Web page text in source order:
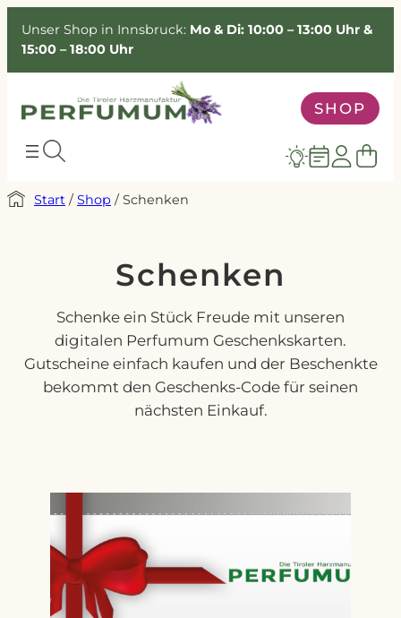
Unser Shop in Innsbruck: Mo & Di: 10:00 – 13:00 Uhr &
15:00 – 18:00 Uhr
SHOP
Start / Shop / Schenken
Schenken
Schenke ein Stück Freude mit unseren
digitalen Perfumum Geschenkskarten.
Gutscheine einfach kaufen und der Beschenkte
bekommt den Geschenks-Code für seinen
nächsten Einkauf.